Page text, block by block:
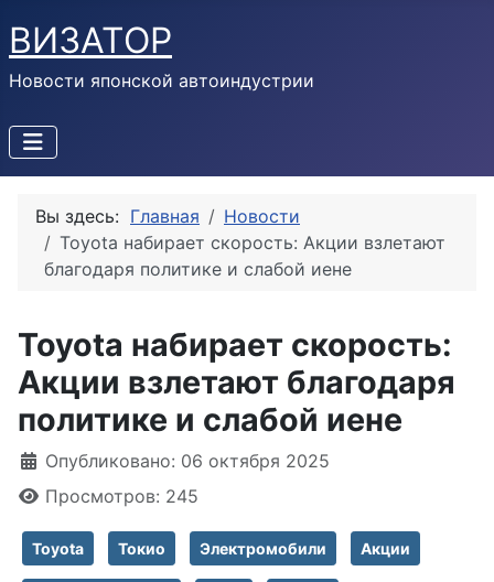
ВИЗАТОР
Новости японской автоиндустрии
Вы здесь: Главная
Новости
Toyota набирает скорость: Акции взлетают
благодаря политике и слабой иене
Toyota набирает скорость:
Акции взлетают благодаря
политике и слабой иене
Информация о материале
Опубликовано: 06 октября 2025
Просмотров: 245
Toyota Токио Электромобили Акции